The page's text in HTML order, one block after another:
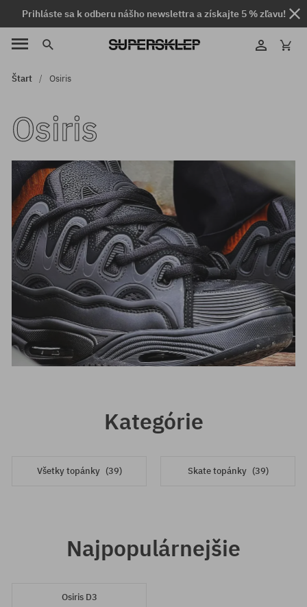
Prihláste sa k odberu nášho newslettra a získajte 5 % zľavu!
Štart Osiris
Osiris
Kategórie
Všetky topánky (39) Skate topánky (39)
Najpopulárnejšie
Osiris D3